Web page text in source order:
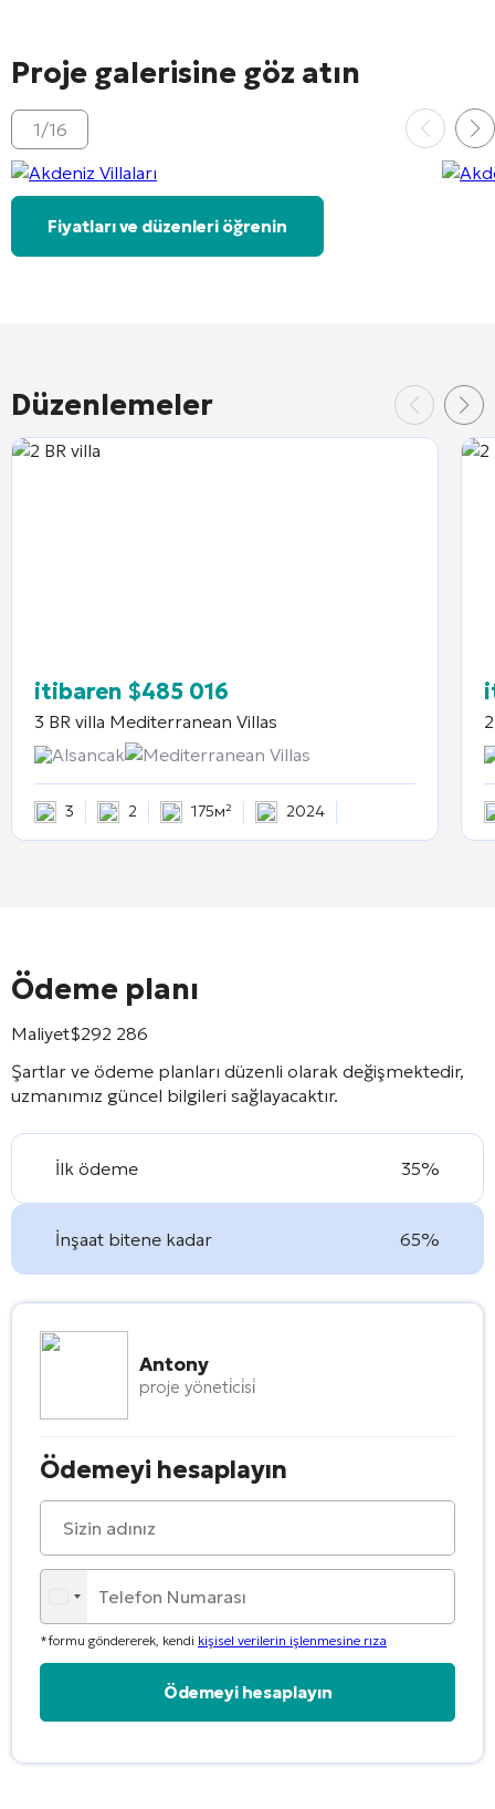
Proje galerisine göz atın
1/16
Fiyatları ve düzenleri öğrenin
Düzenlemeler
itibaren $485 016
3 BR villa Mediterranean Villas
Alsancak
Mediterranean Villas
3 2 175м² 2024
Ödeme planı
Maliyet$292 286
Şartlar ve ödeme planları düzenli olarak değişmektedir,
uzmanımız güncel bilgileri sağlayacaktır.
İlk ödeme 35%
İnşaat bitene kadar 65%
Antony
proje yöneti̇ci̇si̇
Ödemeyi hesaplayın
*formu göndererek, kendi kişisel verilerin işlenmesine rıza